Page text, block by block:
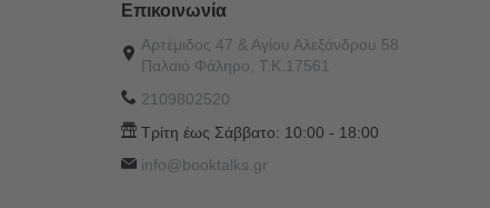
Επικοινωνία
Αρτέμιδος 47 & Αγίου Αλεξάνδρου 58
Παλαιό Φάληρο, Τ.Κ.17561
2109802520
Τρίτη έως Σάββατο: 10:00 - 18:00
info@booktalks.gr